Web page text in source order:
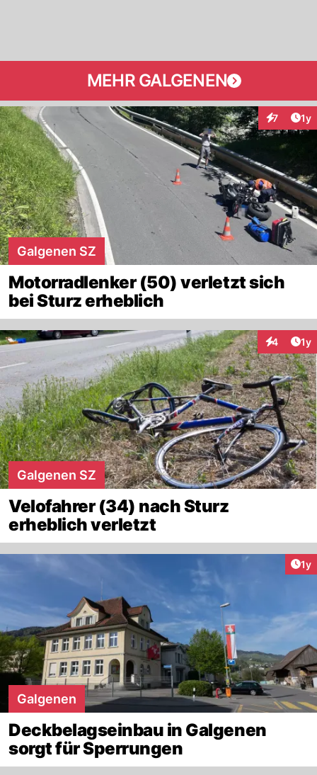
MEHR GALGENEN
7 1y
Galgenen SZ
Motorradlenker (50) verletzt sich
bei Sturz erheblich
4 1y
Galgenen SZ
Velofahrer (34) nach Sturz
erheblich verletzt
1y
Galgenen
Deckbelagseinbau in Galgenen
sorgt für Sperrungen